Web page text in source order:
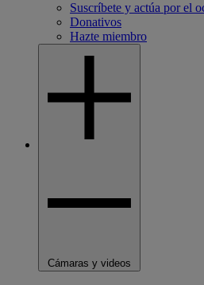
Suscríbete y actúa por el
Donativos
Hazte miembro
Cámaras y videos